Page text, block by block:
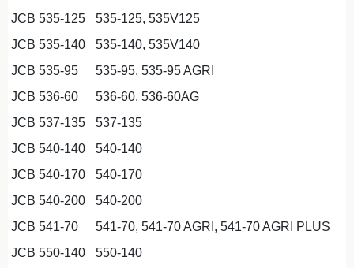
JCB 535-125
535-125, 535V125
JCB 535-140
535-140, 535V140
JCB 535-95
535-95, 535-95 AGRI
JCB 536-60
536-60, 536-60AG
JCB 537-135
537-135
JCB 540-140
540-140
JCB 540-170
540-170
JCB 540-200
540-200
JCB 541-70
541-70, 541-70 AGRI, 541-70 AGRI PLUS
JCB 550-140
550-140